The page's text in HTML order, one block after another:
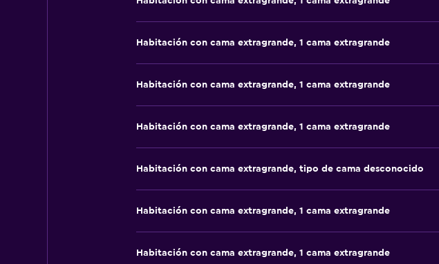
Habitación con cama extragrande, 1 cama extragrande
Habitación con cama extragrande, 1 cama extragrande
Habitación con cama extragrande, 1 cama extragrande
Habitación con cama extragrande, tipo de cama desconocido
Habitación con cama extragrande, 1 cama extragrande
Habitación con cama extragrande, 1 cama extragrande